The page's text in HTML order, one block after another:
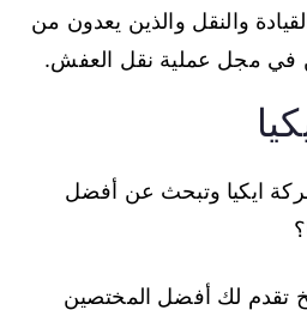
والنقل والذين يعدون من
في مجل عملية نقل العفش.
ايكيا وتبحث عن أفضل
لك أفضل المختصين